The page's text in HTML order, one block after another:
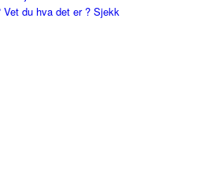
du hva det er ? Sjekk